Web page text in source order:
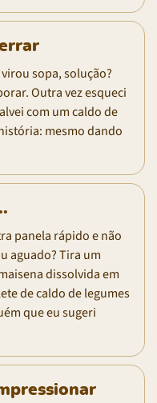
sopa, solução?
Outra vez esqueci
com um caldo de
mesmo dando
panela rápido e não
aguado? Tira um
dissolvida em
de caldo de legumes
que eu sugeri